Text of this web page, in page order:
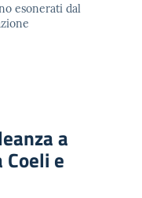
esonerati dal
a
e